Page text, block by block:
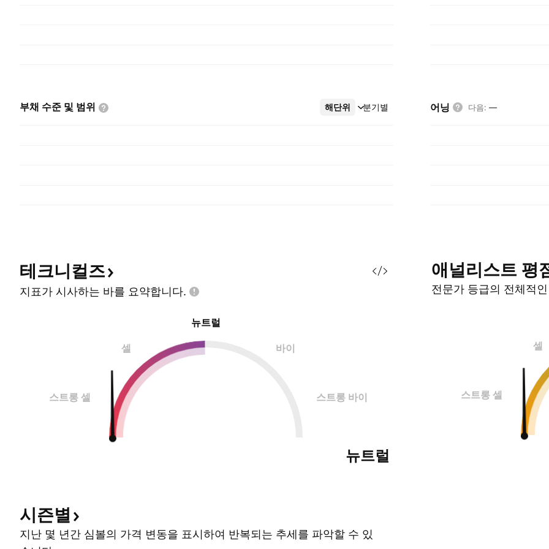
부채 수준 및 범위 해단위 분기별
더보기 어닝 다음: —
테크니컬즈
지표가 시사하는 바를 요약합니다.
뉴트럴
셀 바이
스트롱 셀 스트롱 바이
뉴트럴
애널리스트 평
전문가 등급의 전체적인
셀
스트롱 셀
시즌별
지난 몇 년간 심볼의 가격 변동을 표시하여 반복되는 추세를 파악할 수 있